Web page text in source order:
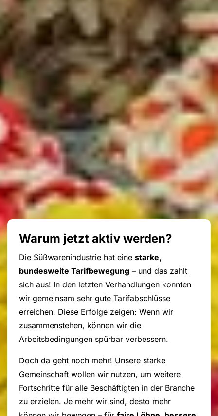
Warum jetzt aktiv werden?
Die Süßwarenindustrie hat eine starke,
bundesweite Tarifbewegung – und das zahlt
sich aus! In den letzten Verhandlungen konnten
wir gemeinsam sehr gute Tarifabschlüsse
erreichen. Diese Erfolge zeigen: Wenn wir
zusammenstehen, können wir die
Arbeitsbedingungen spürbar verbessern.
Doch da geht noch mehr! Unsere starke
Gemeinschaft wollen wir nutzen, um weitere
Fortschritte für alle Beschäftigten in der Branche
zu erzielen. Je mehr wir sind, desto mehr